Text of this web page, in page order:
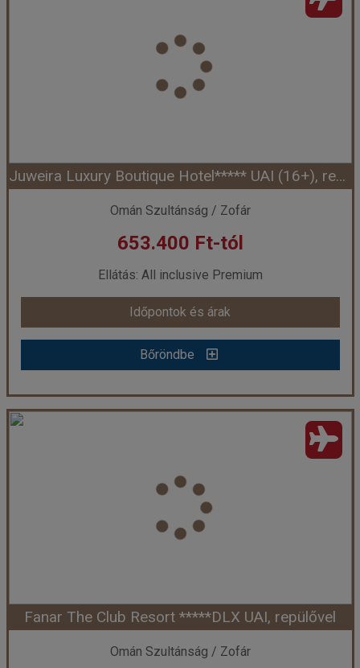
Város:Salalah
Utazás módja:
Repülővel
All inclusive
Szálláskategória: Hotel *****
Kétágyas szoba Premium
Időpont: 2026-10-16 | 7 éj
már 617.260 Ft-tól
Időpontok és árak
Bőröndbe
Juweira Luxury Boutique Hotel***** UAI (16+), repülővel
Omán Szultánság / Zofár
653.400 Ft-tól
Ellátás: All inclusive Premium
Időpontok és árak
Bőröndbe
Juweira Luxury Boutique Hotel***** UAI (16+), repülővel
Város:Salalah
Utazás módja:
Repülővel
All inclusive Premium
Szálláskategória:Program szerint
Juweira szoba
Időpont: 2026-10-16 | 7 éj
Fanar The Club Resort *****DLX UAI, repülővel
Omán Szultánság / Zofár